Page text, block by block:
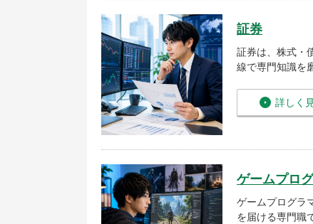
証券
証券は、株式・
線で専門知識を
詳しく
ゲームプロ
ゲームプログラ
を届ける専門職